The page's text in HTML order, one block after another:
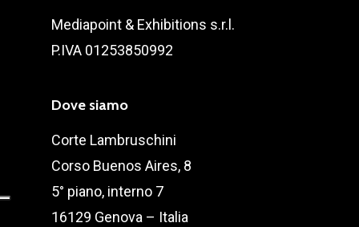
Mediapoint & Exhibitions s.r.l.
P.IVA 01253850992
Dove siamo
Corte Lambruschini
Corso Buenos Aires, 8
5° piano, interno 7
16129 Genova – Italia